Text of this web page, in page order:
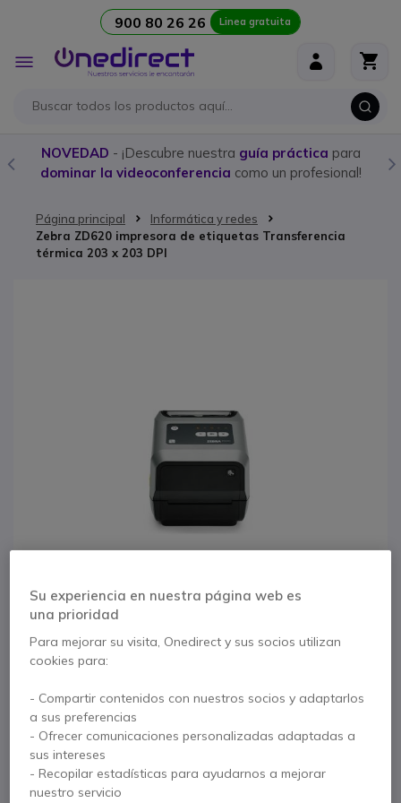
900 80 26 26 Linea gratuita
Toggle
Nav
NOVEDAD - ¡Descubre nuestra guía práctica para
dominar la videoconferencia como un profesional!
Página principal
Informática y redes
Zebra ZD620 impresora de etiquetas Transferencia
térmica 203 x 203 DPI
Zebra ZD620
impresora de
etiquetas
Saltar al comienzo de la galería de imágenes
Su experiencia en nuestra página web es
una prioridad
Para mejorar su visita, Onedirect y sus socios utilizan
cookies para:
- Compartir contenidos con nuestros socios y adaptarlos
a sus preferencias
- Ofrecer comunicaciones personalizadas adaptadas a
sus intereses
- Recopilar estadísticas para ayudarnos a mejorar
nuestro servicio